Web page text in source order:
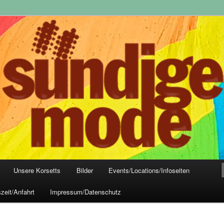
Frankfurt
Mode, Club- und Dark-Wear seit 2004
Unsere Korsetts Bilder Events/Locations/Infoseiten
Anfahrt Impressum/Datenschutz